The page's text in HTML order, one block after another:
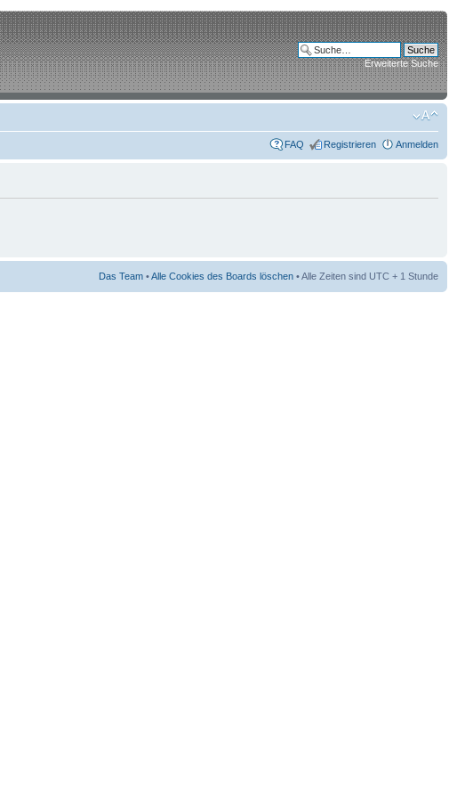
Erweiterte Suche
FAQ Registrieren Anmelden
Das Team •Alle Cookies des Boards löschen • Alle Zeiten sind UTC + 1 Stunde